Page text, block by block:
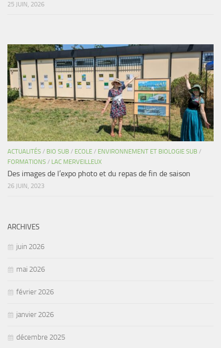
Occasions
25 JUIN, 2026
ACTUALITÉS / BIO SUB / ECOLE / ENVIRONNEMENT ET BIOLOGIE SUB /
FORMATIONS / LAC MERVEILLEUX
Des images de l’expo photo et du repas de fin de saison
26 JUIN, 2023
ARCHIVES
juin 2026
mai 2026
février 2026
janvier 2026
décembre 2025